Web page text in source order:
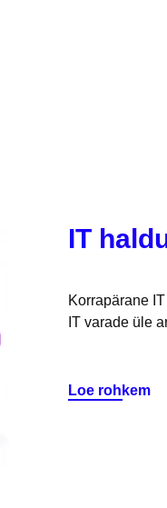
IT
Korrapärane
IT varade üle
Loe rohkem